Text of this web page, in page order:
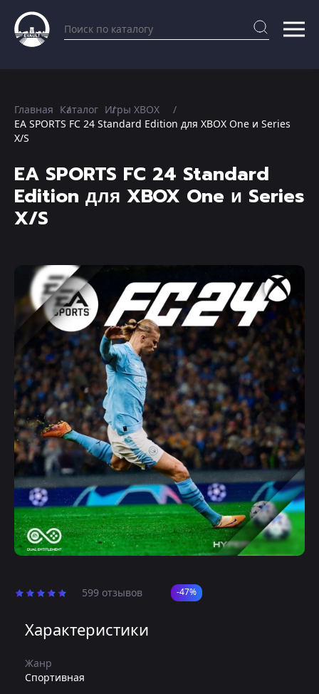
Главная Каталог Игры XBOX
EA SPORTS FC 24 Standard Edition для XBOX One и Series
X/S
EA SPORTS FC 24 Standard
Edition для XBOX One и Series
X/S
599 отзывов -47%
Характеристики
Жанр
Спортивная